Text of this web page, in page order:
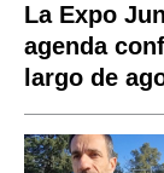
La Expo
agenda
largo de